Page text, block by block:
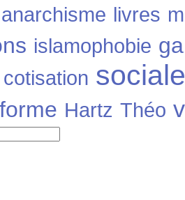
anarchisme livres
islamophobie
cotisation sociale
Hartz Théo